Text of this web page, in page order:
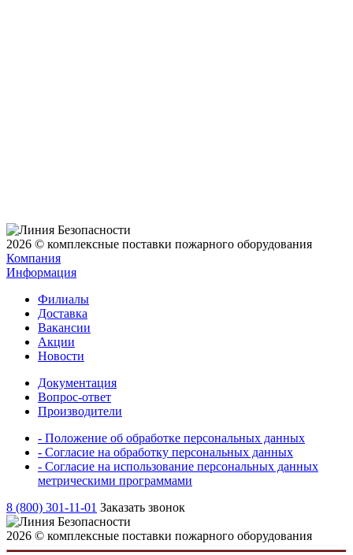
2026 © комплексные поставки пожарного оборудования
Компания
Информация
Филиалы
Доставка
Вакансии
Акции
Новости
Документация
Вопрос-ответ
Производители
- Положение об обработке персональных данных
- Согласие на обработку персональных данных
- Согласие на использование персональных данных
метрическими программами
8 (800) 301-11-01 Заказать звонок
2026 © комплексные поставки пожарного оборудования